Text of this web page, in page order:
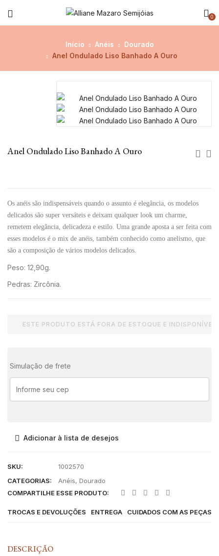
0
Início Anéis
Dourado
Anel Ondulado Liso Banhado A Ouro
Anel Ondulado Liso Banhado A Ouro
Os anéis são indispensáveis quando o assunto é elegância, os modelos
delicados são super versáteis e deixam qualquer look um charme,
remetem elegância, delicadeza e estilo. Uma grande aposta a ser feita com
esses modelos é o mix de anéis, também conhecido como anelismo, que
são a composição de vários modelos delicados.
Peso: 12,90g.
Pedras: Zircônia.
ESTE PRODUTO ESTÁ FORA DE ESTOQUE E INDISPONÍVEL.
Simulação de frete
Adicionar à lista de desejos
SKU:
1002570
CATEGORIAS:
Anéis, Dourado
COMPARTILHE ESSE PRODUTO:
TROCAS E DEVOLUÇÕES ENTREGA CUIDADOS COM AS PEÇAS
DESCRIÇÃO